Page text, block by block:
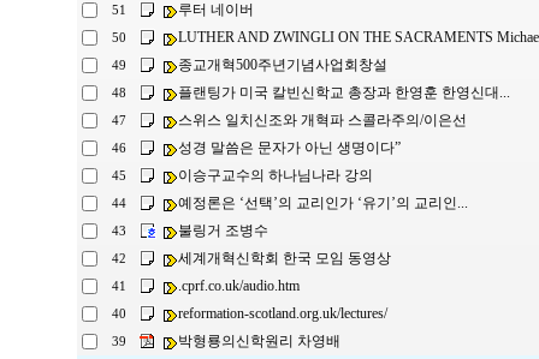
51 루터 네이버
50 LUTHER AND ZWINGLI ON THE SACRAMENTS
49 종교개혁500주년기념사업회창설
48 플랜팅가 미국 칼빈신학교 총장과 한영훈 한영신대...
47 스위스 일치신조와 개혁파 스콜라주의/이은선
46 성경 말씀은 문자가 아닌 생명이다”
45 이승구교수의 하나님나라 강의
44 예정론은 ‘선택’의 교리인가 ‘유기’의 교리인...
43 불링거 조병수
42 세계개혁신학회 한국 모임 동영상
41 .cprf.co.uk/audio.htm
40 reformation-scotland.org.uk/lectures/
39 박형룡의신학원리 차영배